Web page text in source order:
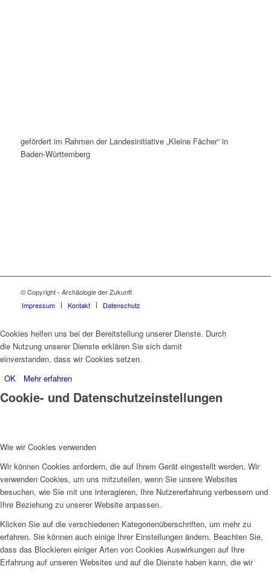
gefördert im Rahmen der Landesinitiative „Kleine Fächer“ in
Baden-Württemberg
© Copyright - Archäologie der Zukunft
Impressum
Kontakt Datenschutz
Cookies helfen uns bei der Bereitstellung unserer Dienste. Durch
die Nutzung unserer Dienste erklären Sie sich damit
einverstanden, dass wir Cookies setzen.
OK
Mehr erfahren
Cookie- und Datenschutzeinstellungen
Wie wir Cookies verwenden
Wir können Cookies anfordern, die auf Ihrem Gerät eingestellt werden. Wir
verwenden Cookies, um uns mitzuteilen, wenn Sie unsere Websites
besuchen, wie Sie mit uns interagieren, Ihre Nutzererfahrung verbessern und
Ihre Beziehung zu unserer Website anpassen.
Klicken Sie auf die verschiedenen Kategorienüberschriften, um mehr zu
erfahren. Sie können auch einige Ihrer Einstellungen ändern. Beachten Sie,
dass das Blockieren einiger Arten von Cookies Auswirkungen auf Ihre
Erfahrung auf unseren Websites und auf die Dienste haben kann, die wir